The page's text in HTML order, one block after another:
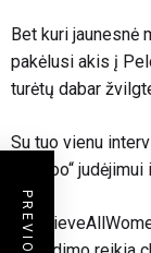
Bet kuri jaunesnė
pakėlusi akis į
turėtų dabar
Su tuo vienu
„MeToo“